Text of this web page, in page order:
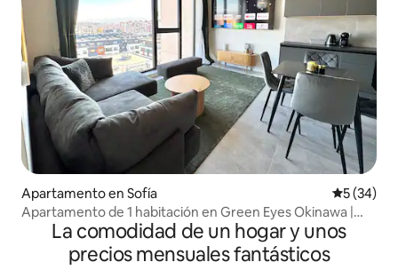
Apartamento en Sofía
5 (34)
Apartamento de 1 habitación en Green Eyes Okinawa |
Estacionamiento gratuito
La comodidad de un hogar y unos
precios mensuales fantásticos